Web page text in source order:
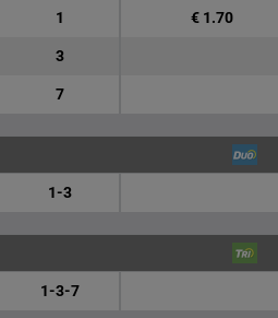
1 € 1.70
3
7
1-3
1-3-7